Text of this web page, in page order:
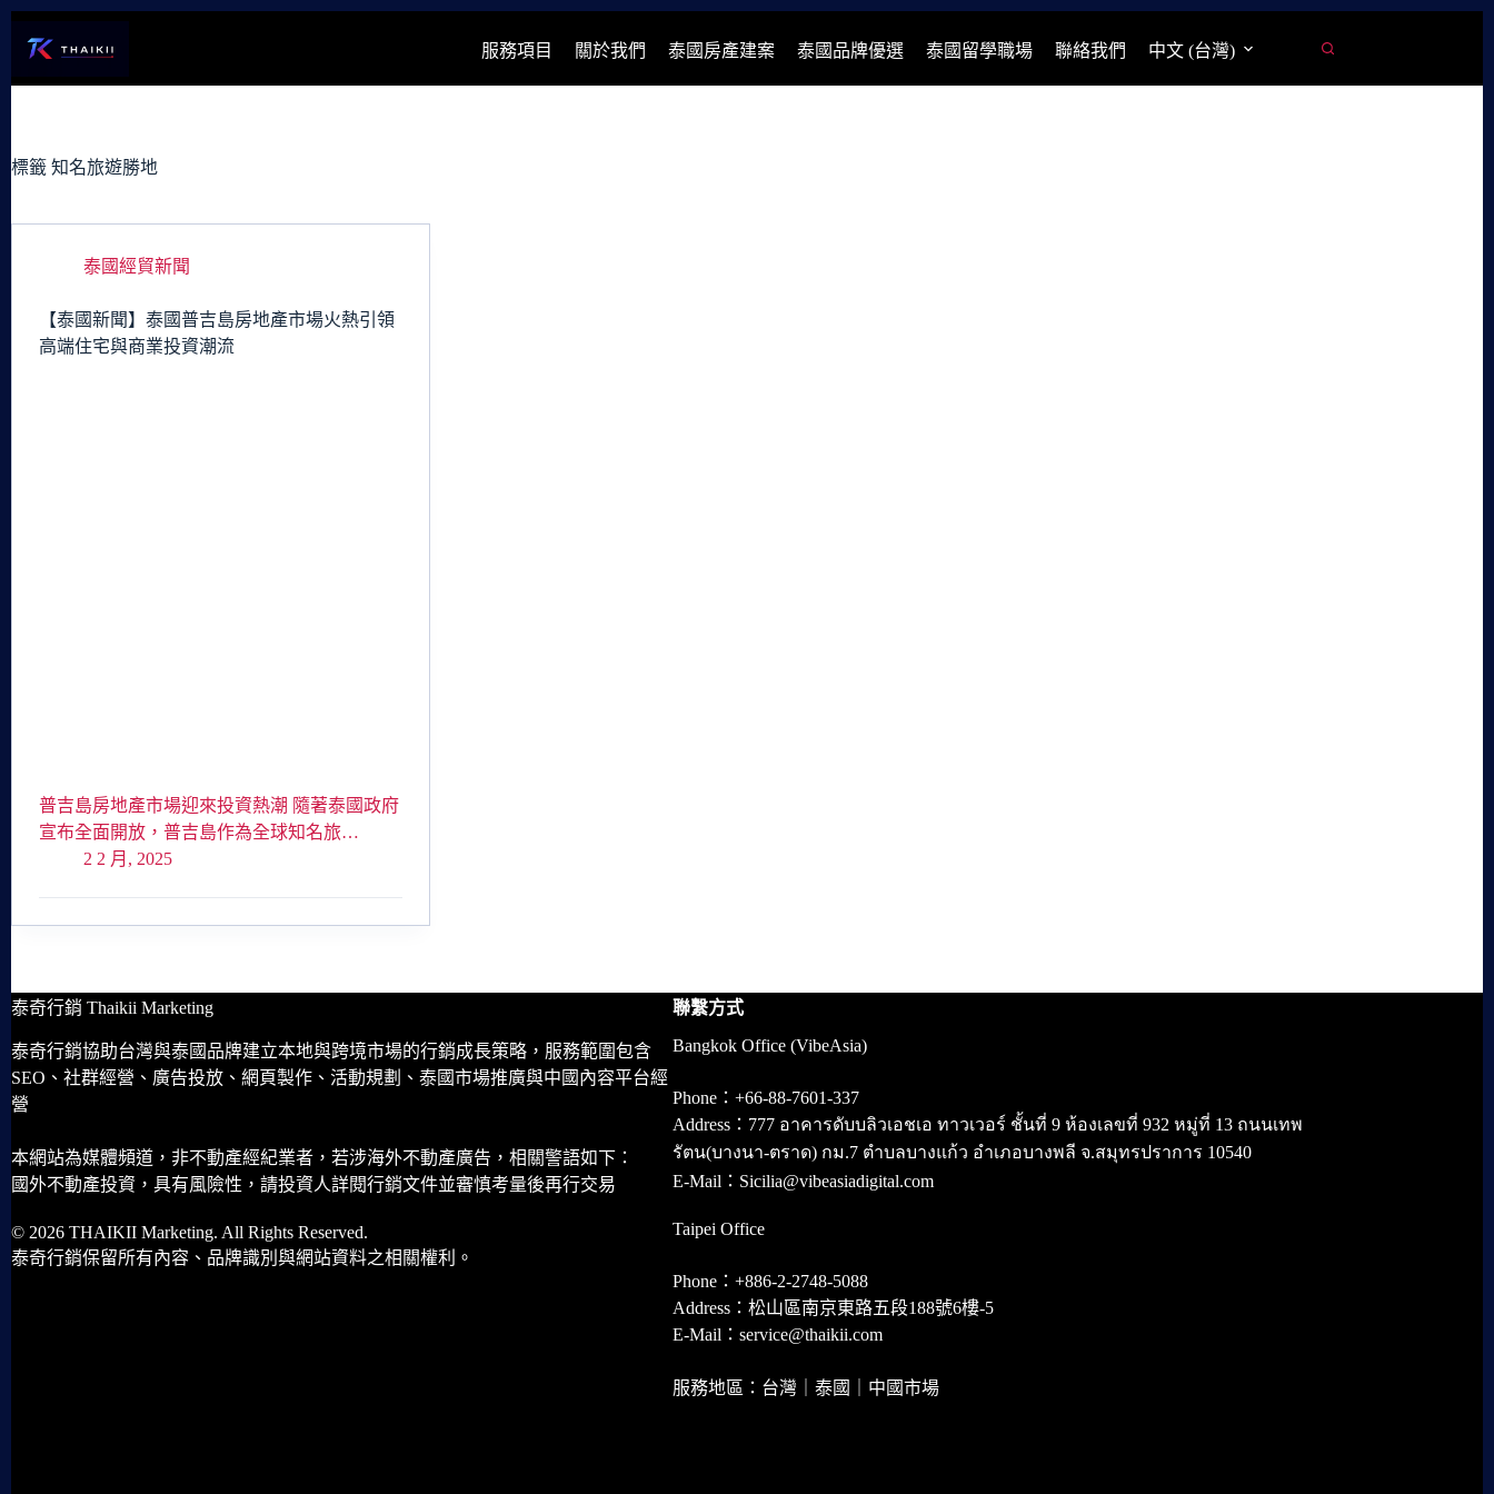
容
服務項目 關於我們 泰國房產建案 泰國品牌優選 泰國留學職場 聯絡我們 中文 (台灣)
標籤 知名旅遊勝地
泰國經貿新聞
【泰國新聞】泰國普吉島房地產市場火熱引領
高端住宅與商業投資潮流
普吉島房地產市場迎來投資熱潮 隨著泰國政府
宣布全面開放，普吉島作為全球知名旅…
2 2 月, 2025
泰奇行銷 Thaikii Marketing
泰奇行銷協助台灣與泰國品牌建立本地與跨境市場的行銷成長策略，服務範圍包含
SEO、社群經營、廣告投放、網頁製作、活動規劃、泰國市場推廣與中國內容平台經
營
本網站為媒體頻道，非不動產經紀業者，若涉海外不動產廣告，相關警語如下：
國外不動產投資，具有風險性，請投資人詳閱行銷文件並審慎考量後再行交易
© 2026 THAIKII Marketing. All Rights Reserved.
泰奇行銷保留所有內容、品牌識別與網站資料之相關權利。
聯繫方式
Bangkok Office (VibeAsia)
Phone：+66-88-7601-337
Address：777 อาคารดับบลิวเอชเอ ทาวเวอร์ ชั้นที่ 9 ห้องเลขที่ 932 หมู่ที่ 13 ถนนเทพ
รัตน(บางนา-ตราด) กม.7 ตำบลบางแก้ว อำเภอบางพลี จ.สมุทรปราการ 10540
E-Mail：Sicilia@vibeasiadigital.com
Taipei Office
Phone：+886-2-2748-5088
Address：松山區南京東路五段188號6樓-5
E-Mail：service@thaikii.com
服務地區：台灣｜泰國｜中國市場